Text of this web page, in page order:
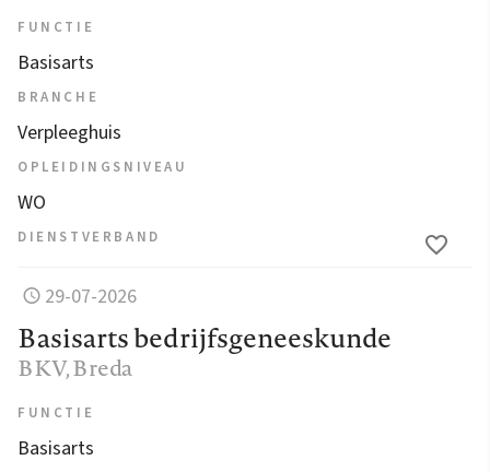
FUNCTIE
Basisarts
BRANCHE
Verpleeghuis
OPLEIDINGSNIVEAU
WO
DIENSTVERBAND
29-07-2026
Basisarts bedrijfsgeneeskunde
BKV, Breda
FUNCTIE
Basisarts